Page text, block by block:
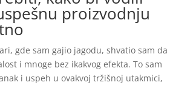
proizvodnju
gde sam gajio jagodu, shvatio sam da
i mnoge bez ikakvog efekta. To sam
i uspeh u ovakvoj tržišnoj utakmici,